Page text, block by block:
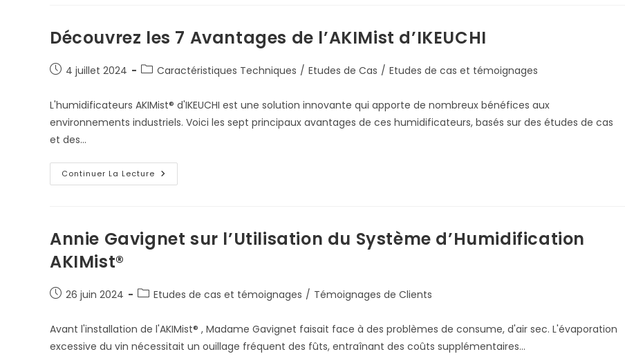
Découvrez les 7 Avantages de l’AKIMist d’IKEUCHI
Publication
4 juillet 2024
PostCaractéristiques Techniques / Etudes de Cas / Etudes de cas et témoignages
L'humidificateurs AKIMist® d'IKEUCHI est une solution innovante qui apporte de nombreux bénéfices aux
environnements industriels. Voici les sept principaux avantages de ces humidificateurs, basés sur des études de cas
et des…
Continuer La Lecture Découvrez
Les
D’IKEUCHI
Annie Gavignet sur l’Utilisation du Système d’Humidification
AKIMist®
Publication
26 juin 2024
PostEtudes de cas et témoignages / Témoignages de Clients
Avant l'installation de l'AKIMist® , Madame Gavignet faisait face à des problèmes de consume, d'air sec. L'évaporation
excessive du vin nécessitait un ouillage fréquent des fûts, entraînant des coûts supplémentaires…